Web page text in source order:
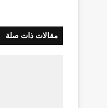
مقالات ذات صلة